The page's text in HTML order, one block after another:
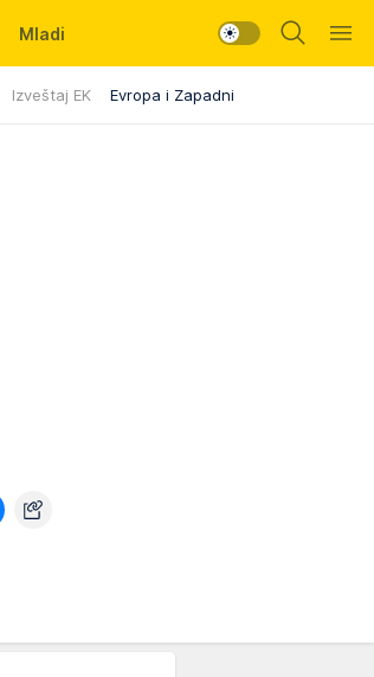
Izveštaj EK Evropa i Zapadni Balkan
Mladi